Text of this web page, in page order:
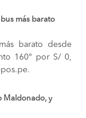
más barato
barato desde
160° por S/ 0,
Maldonado, y